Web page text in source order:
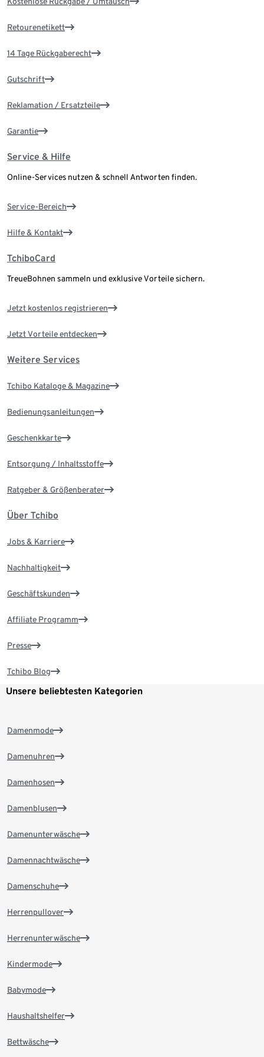
Retourenetikett
14 Tage Rückgaberecht
Gutschrift
Reklamation / Ersatzteile
Garantie
Service & Hilfe
Online-Services nutzen & schnell Antworten finden.
Service-Bereich
Hilfe & Kontakt
TchiboCard
TreueBohnen sammeln und exklusive Vorteile sichern.
Jetzt kostenlos registrieren
Jetzt Vorteile entdecken
Weitere Services
Tchibo Kataloge & Magazine
Bedienungsanleitungen
Geschenkkarte
Entsorgung / Inhaltsstoffe
Ratgeber & Größenberater
Über Tchibo
Jobs & Karriere
Nachhaltigkeit
Geschäftskunden
Affiliate Programm
Presse
Tchibo Blog
Unsere beliebtesten Kategorien
Damenmode
Damenuhren
Damenhosen
Damenblusen
Damenunterwäsche
Damennachtwäsche
Damenschuhe
Herrenpullover
Herrenunterwäsche
Kindermode
Babymode
Haushaltshelfer
Bettwäsche